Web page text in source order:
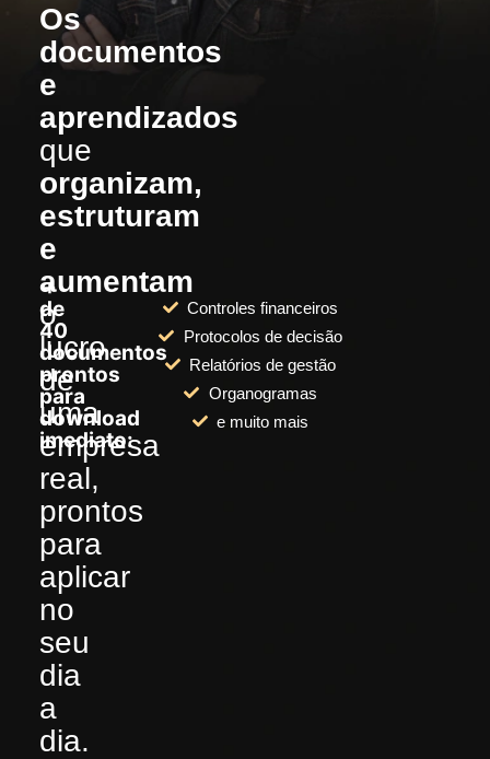
Os
documentos
e
aprendizados
que
organizam,
estruturam
e
aumentam
o
lucro
de
uma
empresa
real,
prontos
para
aplicar
no
seu
dia
a
dia.
+
de
40
documentos
prontos
para
download
imediato:
Controles financeiros
Protocolos de decisão
Relatórios de gestão
Organogramas
e muito mais